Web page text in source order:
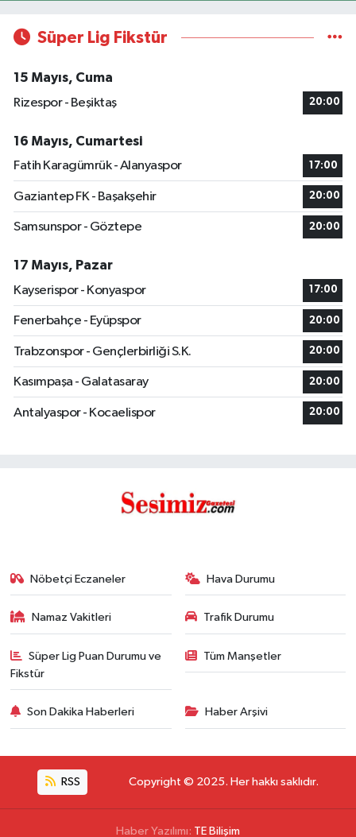
Süper Lig Fikstür
15 Mayıs, Cuma
Rizespor - Beşiktaş
20:00
16 Mayıs, Cumartesi
Fatih Karagümrük - Alanyaspor
17:00
Gaziantep FK - Başakşehir 20:00
Samsunspor - Göztepe 20:00
17 Mayıs, Pazar
Kayserispor - Konyaspor
17:00
Fenerbahçe - Eyüpspor 20:00
Trabzonspor - Gençlerbirliği S.K. 20:00
Kasımpaşa - Galatasaray 20:00
Antalyaspor - Kocaelispor 20:00
Nöbetçi Eczaneler Hava Durumu
Namaz Vakitleri Trafik Durumu
Süper Lig Puan Durumu ve
Fikstür
Tüm Manşetler
Son Dakika Haberleri Haber Arşivi
RSS Copyright © 2025. Her hakkı saklıdır.
Haber Yazılımı: TE Bilişim